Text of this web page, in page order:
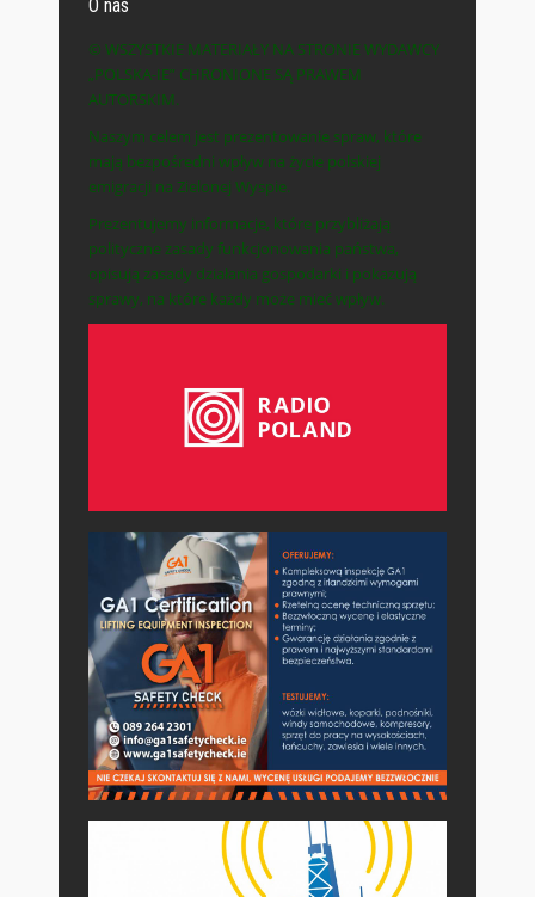
O nas
© WSZYSTKIE MATERIAŁY NA STRONIE WYDAWCY
„POLSKA-IE” CHRONIONE SĄ PRAWEM
AUTORSKIM.
Naszym celem jest prezentowanie spraw, które
mają bezpośredni wpływ na życie polskiej
emigracji na Zielonej Wyspie.
Prezentujemy informacje, które przybliżają
polityczne zasady funkcjonowania państwa,
opisują zasady działania gospodarki i pokazują
sprawy, na które każdy może mieć wpływ.